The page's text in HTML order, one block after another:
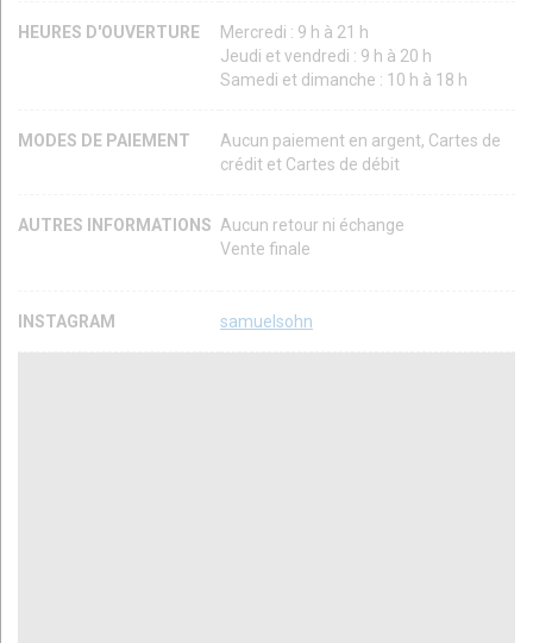
HEURES D'OUVERTURE
Mercredi : 9 h à 21 h
Jeudi et vendredi : 9 h à 20 h
Samedi et dimanche : 10 h à 18 h
MODES DE PAIEMENT
Aucun paiement en argent, Cartes de
crédit et Cartes de débit
AUTRES INFORMATIONS Aucun retour ni échange
Vente finale
INSTAGRAM samuelsohn